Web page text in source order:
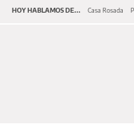
HOY HABLAMOS DE... Casa Rosada